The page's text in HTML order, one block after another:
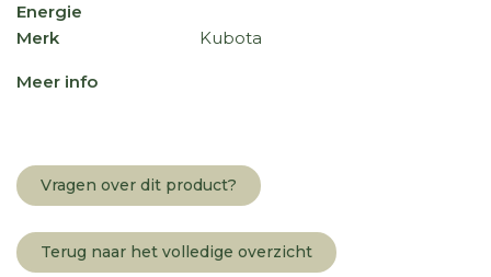
Energie
Merk
Kubota
Meer info
Vragen over dit product?
Terug naar het volledige overzicht